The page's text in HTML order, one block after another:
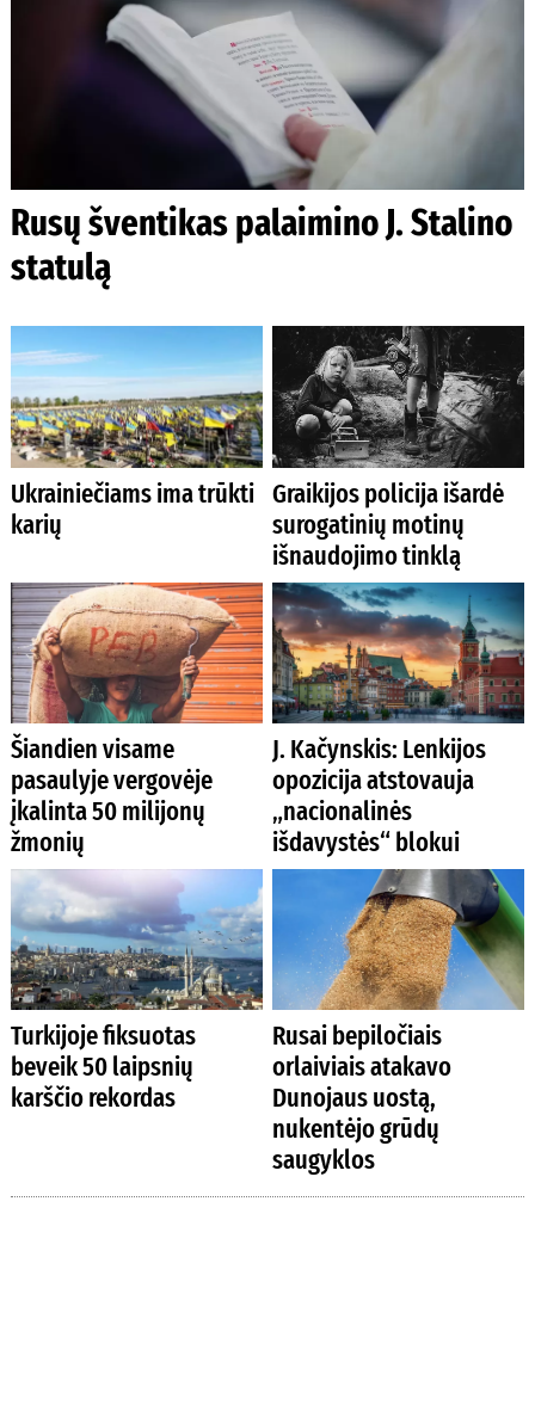
Rusų šventikas palaimino J. Stalino
statulą
Ukrainiečiams ima trūkti
karių
Graikijos policija išardė
surogatinių motinų
išnaudojimo tinklą
Šiandien visame
pasaulyje vergovėje
įkalinta 50 milijonų
žmonių
J. Kačynskis: Lenkijos
opozicija atstovauja
„nacionalinės
išdavystės“ blokui
Turkijoje fiksuotas
beveik 50 laipsnių
karščio rekordas
Rusai bepiločiais
orlaiviais atakavo
Dunojaus uostą,
nukentėjo grūdų
saugyklos